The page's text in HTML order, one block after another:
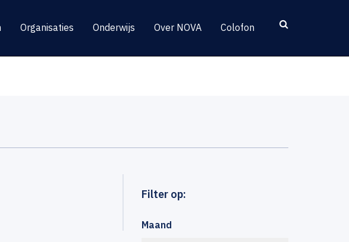
Organisaties Onderwijs Over NOVA Colofon
Filter op:
Maand